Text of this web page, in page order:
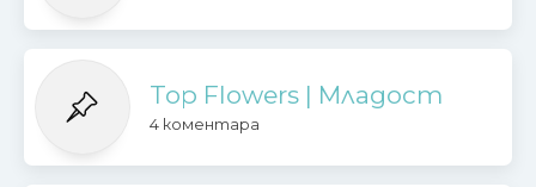
Top Flowers | Младост
4 коментара